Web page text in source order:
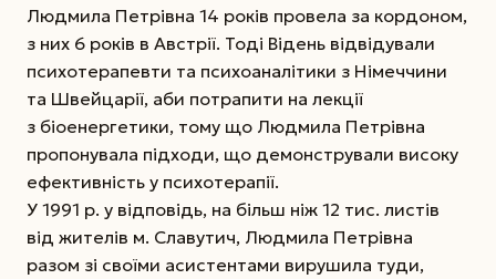
Людмила Петрівна 14 років провела за кордоном,
з них 6 років в Австрії. Тоді Відень відвідували
психотерапевти та психоаналітики з Німеччини
та Швейцарії, аби потрапити на лекції
з біоенергетики, тому що Людмила Петрівна
пропонувала підходи, що демонстрували високу
ефективність у психотерапії.
У 1991 р. у відповідь, на більш ніж 12 тис. листів
від жителів м. Славутич, Людмила Петрівна
разом зі своїми асистентами вирушила туди,